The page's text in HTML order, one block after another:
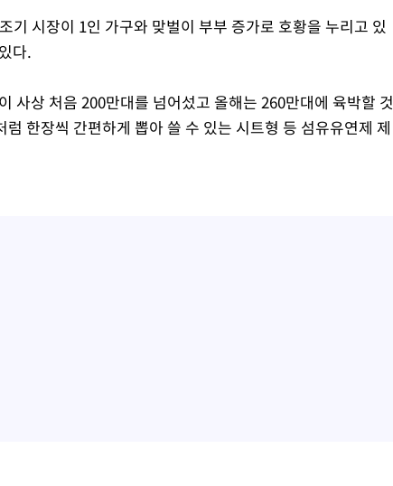
기 시장이 1인 가구와 맞벌이 부부 증가로 호황을 누리고 있
다.
사상 처음 200만대를 넘어섰고 올해는 260만대에 육박할 것
한장씩 간편하게 뽑아 쓸 수 있는 시트형 등 섬유유연제 제